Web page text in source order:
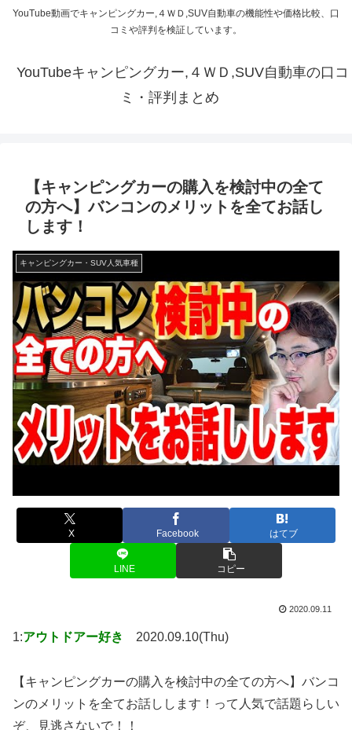
YouTube動画でキャンピングカー,４ＷＤ,SUV自動車の機能性や価格比較、口
コミや評判を検証しています。
YouTubeキャンピングカー,４ＷＤ,SUV自動車の口コ
ミ・評判まとめ
【キャンピングカーの購入を検討中の全て
の方へ】バンコンのメリットを全てお話し
します！
キャンピングカー・SUV人気車種
X Facebook はてブ
LINE コピー
2020.09.11
1:アウトドアー好き 2020.09.10(Thu)
【キャンピングカーの購入を検討中の全ての方へ】バンコ
ンのメリットを全てお話しします！って人気で話題らしい
ぞ、見逃さないで！！